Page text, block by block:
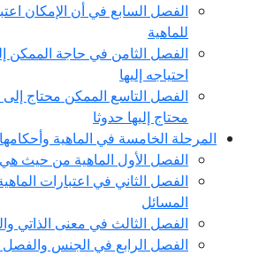
الفصل السابع في أن الإمكان
للماهية
الفصل الثامن في حاجة الممكن
احتياجه إليها
الفصل التاسع الممكن محتاج إلى
محتاج إليها حدوثا
المرحلة الخامسة في الماهية
الفصل الأول الماهية من حيث
الفصل الثاني في اعتبارات
المسائل
الفصل الثالث في معنى الذاتي
الفصل الرابع في الجنس